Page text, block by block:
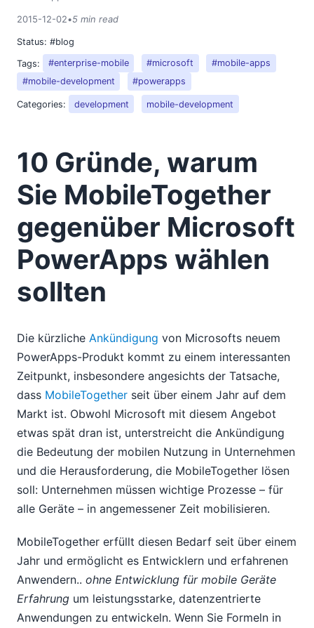
2015-12-02•5 min read
Status: #blog
Tags:
#enterprise-mobile #microsoft
#mobile-apps
#mobile-development
#powerapps
Categories: development mobile-development
10 Gründe, warum
Sie MobileTogether
gegenüber Microsoft
PowerApps wählen
sollten
Die kürzliche Ankündigung von Microsofts neuem
PowerApps-Produkt kommt zu einem interessanten
Zeitpunkt, insbesondere angesichts der Tatsache,
dass MobileTogether seit über einem Jahr auf dem
Markt ist. Obwohl Microsoft mit diesem Angebot
etwas spät dran ist, unterstreicht die Ankündigung
die Bedeutung der mobilen Nutzung in Unternehmen
und die Herausforderung, die MobileTogether lösen
soll: Unternehmen müssen wichtige Prozesse – für
alle Geräte – in angemessener Zeit mobilisieren.
MobileTogether erfüllt diesen Bedarf seit über einem
Jahr und ermöglicht es Entwicklern und erfahrenen
Anwendern.. ohne Entwicklung für mobile Geräte
Erfahrung um leistungsstarke, datenzentrierte
Anwendungen zu entwickeln. Wenn Sie Formeln in